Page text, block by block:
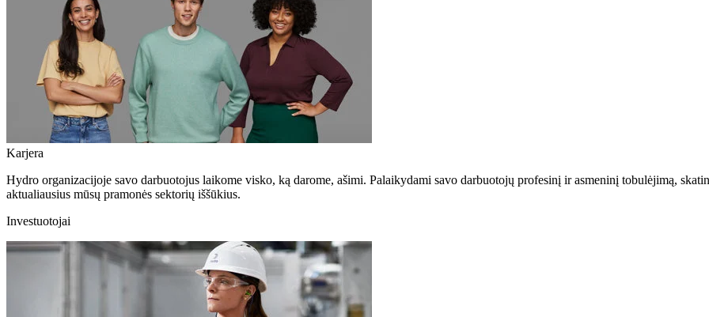
Karjera
Hydro organizacijoje savo darbuotojus laikome visko, ką darome, ašimi. Palaikydami savo darbuotojų profesinį ir asmeninį tobulėjimą,
aktualiausius mūsų pramonės sektorių iššūkius.
Investuotojai